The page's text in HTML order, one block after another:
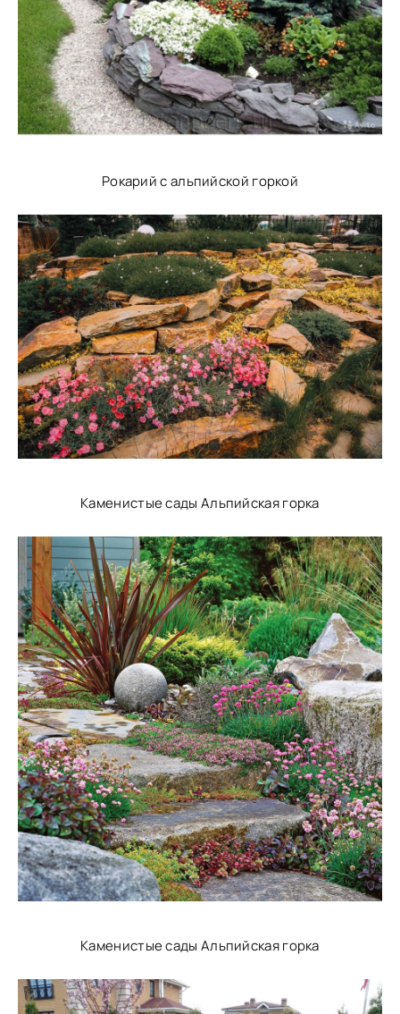
Рокарий с альпийской горкой
Каменистые сады Альпийская горка
Каменистые сады Альпийская горка